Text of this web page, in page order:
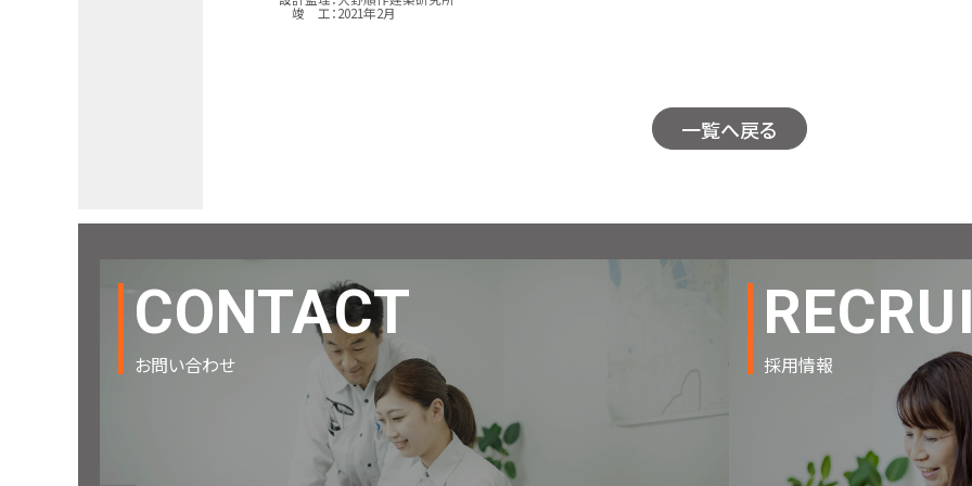
竣 工：2021年2月
一覧へ戻る
CONTACT
お問い合わせ 採用情報